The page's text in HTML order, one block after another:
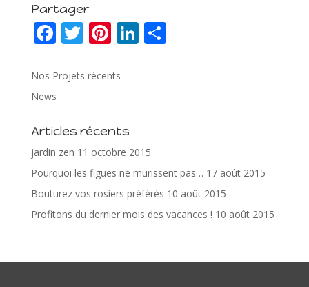
Partager
F
e
b
o
o
k
T
itt
Pi
er
st
Li
n
P
Nos Projets récents
News
Articles récents
jardin zen 11 octobre 2015
Pourquoi les figues ne murissent pas… 17 août 2015
Bouturez vos rosiers préférés 10 août 2015
Profitons du dernier mois des vacances ! 10 août 2015